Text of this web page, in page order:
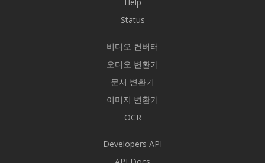
Status
비디오 컨버터
오디오 변환기
문서 변환기
이미지 변환기
OCR
Developers API